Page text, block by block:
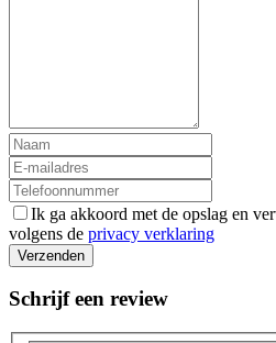
Ik ga akkoord met de opslag en
volgens de privacy verklaring
Verzenden
Schrijf een review